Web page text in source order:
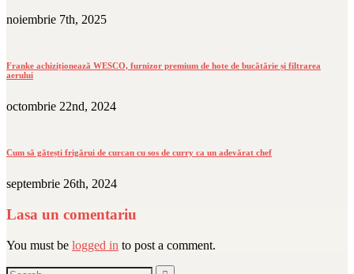
noiembrie 7th, 2025
Franke achiziționează WESCO, furnizor premium de hote de bucătărie și filtrarea
aerului
octombrie 22nd, 2024
Cum să gătești frigărui de curcan cu sos de curry ca un adevărat chef
septembrie 26th, 2024
Lasa un comentariu
You must be logged in to post a comment.